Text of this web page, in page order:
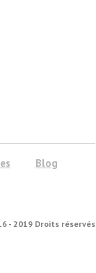
Blog
- 2019 Droits réservés